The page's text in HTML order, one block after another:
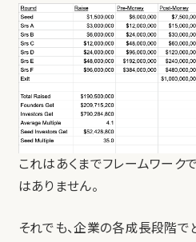
これはあくまでフレームワーク
はありません。
それでも、企業の各成長段階